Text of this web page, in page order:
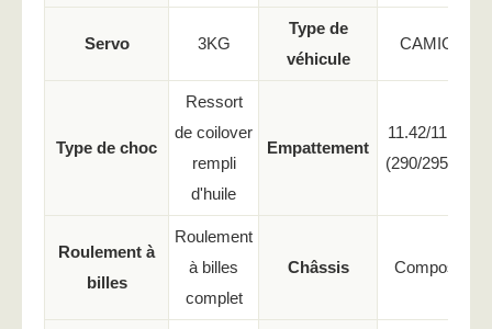
Servo 3KG
Type de
véhicule
CAMION
Type de choc
Ressort
de coilover
rempli
d'huile
Empattement
11.42/11.61 "
(290/295mm)
Roulement à
billes
Roulement
à billes
complet
Châssis Composite